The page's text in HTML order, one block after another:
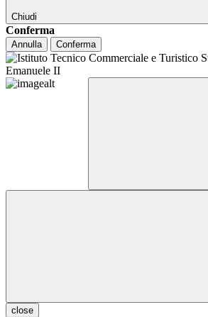
Chiudi
Conferma
Annulla Conferma
close